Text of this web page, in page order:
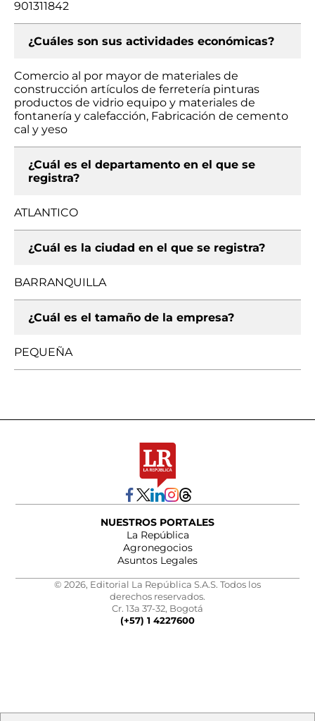
901311842
¿Cuáles son sus actividades económicas?
Comercio al por mayor de materiales de
construcción artículos de ferretería pinturas
productos de vidrio equipo y materiales de
fontanería y calefacción, Fabricación de cemento
cal y yeso
¿Cuál es el departamento en el que se
registra?
ATLANTICO
¿Cuál es la ciudad en el que se registra?
BARRANQUILLA
¿Cuál es el tamaño de la empresa?
PEQUEÑA
NUESTROS PORTALES
La República
Agronegocios
Asuntos Legales
© 2026, Editorial La República S.A.S. Todos los
derechos reservados.
Cr. 13a 37-32, Bogotá
(+57) 1 4227600